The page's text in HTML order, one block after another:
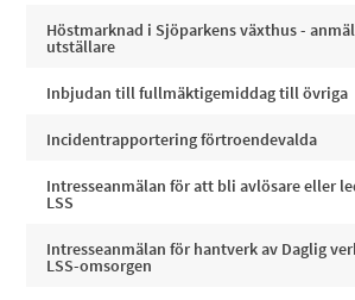
Höstmarknad i Sjöparkens växthus -
utställare
Inbjudan till fullmäktigemiddag till övriga
Incidentrapportering förtroendevalda
Intresseanmälan för att bli avlösare eller
LSS
Intresseanmälan för hantverk av Daglig
LSS-omsorgen